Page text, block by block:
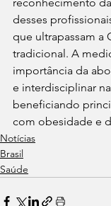
desses
que ultrapassam a
tradicional. A
importância da
e interdisciplinar
beneficiando
com obesidade e
Notícias
Brasil
Saúde